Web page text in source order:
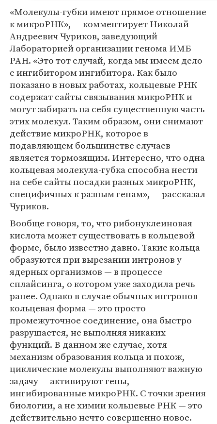
«Молекулы-губки имеют прямое отношение
к микроРНК», — комментирует Николай
Андреевич Чуриков, заведующий
Лабораторией организации генома ИМБ
РАН. «Это тот случай, когда мы имеем дело
с ингибитором ингибитора. Как было
показано в новых работах, кольцевые РНК
содержат сайты связывания микроРНК и
могут забирать на себя существенную часть
этих молекул. Таким образом, они снимают
действие микроРНК, которое в
подавляющем большинстве случаев
является тормозящим. Интересно, что одна
кольцевая молекула-губка способна нести
на себе сайты посадки разных микроРНК,
специфичных к разным генам», — рассказал
Чуриков.
Вообще говоря, то, что рибонуклеиновая
кислота может существовать в кольцевой
форме, было известно давно. Такие кольца
образуются при вырезании интронов у
ядерных организмов — в процессе
сплайсинга, о котором уже заходила речь
ранее. Однако в случае обычных интронов
кольцевая форма — это просто
промежуточное соединение, она быстро
разрушается, не выполняя никаких
функций. В данном же случае, хотя
механизм образования кольца и похож,
циклические молекулы выполняют важную
задачу — активируют гены,
ингибированные микроРНК. С точки зрения
биологии, а не химии кольцевые РНК — это
действительно нечто совершенно новое.